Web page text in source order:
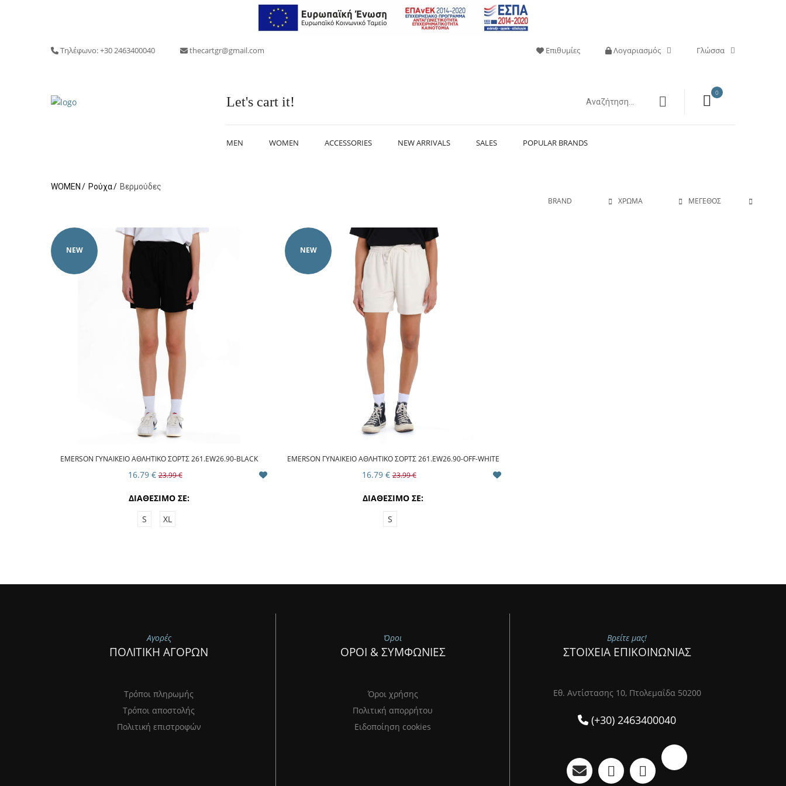
Τηλέφωνο: +30 2463400040 thecartgr@gmail.com Επιθυμίες Λογαριασμός Γλώσσα
Let's cart it!
0
MEN WOMEN ACCESSORIES NEW ARRIVALS SALES POPULAR BRANDS
WOMEN Ρούχα Βερμούδες
ΜΈΓΕΘΟΣ
ΧΡΏΜΑ
BRAND
NEW
EMERSON ΓΥΝΑΙΚΕΙΟ ΑΘΛΗΤΙΚΟ ΣΟΡΤΣ 261.EW26.90-BLACK
16.79 € 23.99 €
ΔΙΑΘΕΣΙΜΟ ΣΕ:
S
XL
NEW
EMERSON ΓΥΝΑΙΚΕΙΟ ΑΘΛΗΤΙΚΟ ΣΟΡΤΣ 261.EW26.90-OFF-WHITE
16.79 € 23.99 €
ΔΙΑΘΕΣΙΜΟ ΣΕ:
S
Αγορές
ΠΟΛΙΤΙΚΗ ΑΓΟΡΩΝ
Τρόποι πληρωμής
Τρόποι αποστολής
Πολιτική επιστροφών
Όροι
ΟΡΟΙ & ΣΥΜΦΩΝΙΕΣ
Όροι χρήσης
Πολιτική απορρήτου
Ειδοποίηση cookies
Βρείτε μας!
ΣΤΟΙΧΕΙΑ ΕΠΙΚΟΙΝΩΝΙΑΣ
Εθ. Αντίστασης 10, Πτολεμαΐδα 50200
(+30) 2463400040